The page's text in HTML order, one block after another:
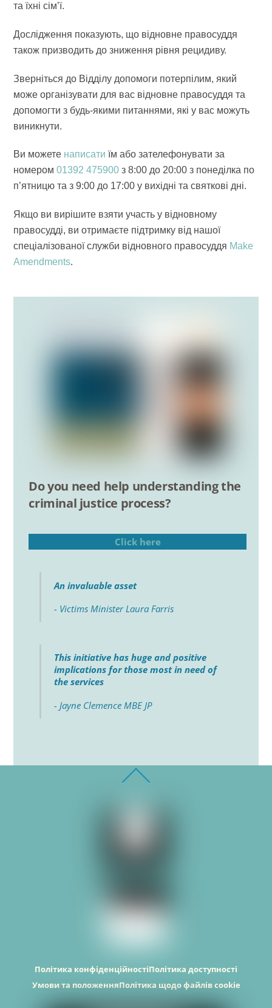
та їхні сім’ї.
Дослідження показують, що відновне правосуддя
також призводить до зниження рівня рецидиву.
Зверніться до Відділу допомоги потерпілим, який
може організувати для вас відновне правосуддя та
допомогти з будь-якими питаннями, які у вас можуть
виникнути.
Ви можете написати їм або зателефонувати за
номером01392 475900 з 8:00 до 20:00 з понеділка по
п’ятницю та з 9:00 до 17:00 у вихідні та святкові дні.
Якщо ви вирішите взяти участь у відновному
правосудді, ви отримаєте підтримку від нашої
спеціалізованої служби відновного правосуддя Make
Amendments.
Do you need help understanding the
criminal justice process?
Click here
An invaluable asset
- Victims Minister Laura Farris
This initiative has huge and positive
implications for those most in need of
the services
- Jayne Clemence MBE JP
To
Політика конфіденційностіПолітика доступності
Умови та положенняПолітика щодо файлів cookie